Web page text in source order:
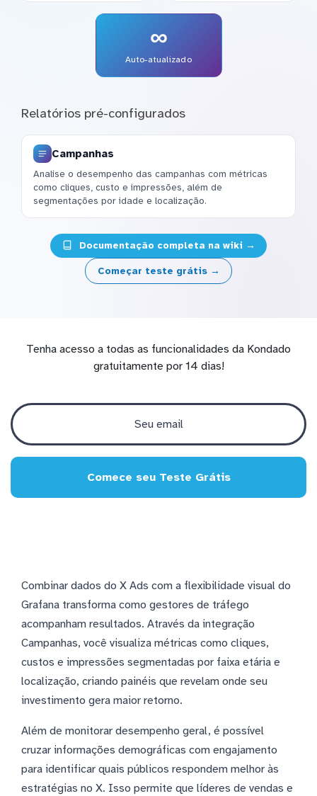
∞
Auto-atualizado
Relatórios pré-configurados
Campanhas
Analise o desempenho das campanhas com métricas
como cliques, custo e impressões, além de
segmentações por idade e localização.
Documentação completa na wiki →
Começar teste grátis →
Tenha acesso a todas as funcionalidades da Kondado
gratuitamente por 14 dias!
Comece seu Teste Grátis
Combinar dados do X Ads com a flexibilidade visual do
Grafana transforma como gestores de tráfego
acompanham resultados. Através da integração
Campanhas, você visualiza métricas como cliques,
custos e impressões segmentadas por faixa etária e
localização, criando painéis que revelam onde seu
investimento gera maior retorno.
Além de monitorar desempenho geral, é possível
cruzar informações demográficas com engajamento
para identificar quais públicos respondem melhor às
estratégias no X. Isso permite que líderes de vendas e